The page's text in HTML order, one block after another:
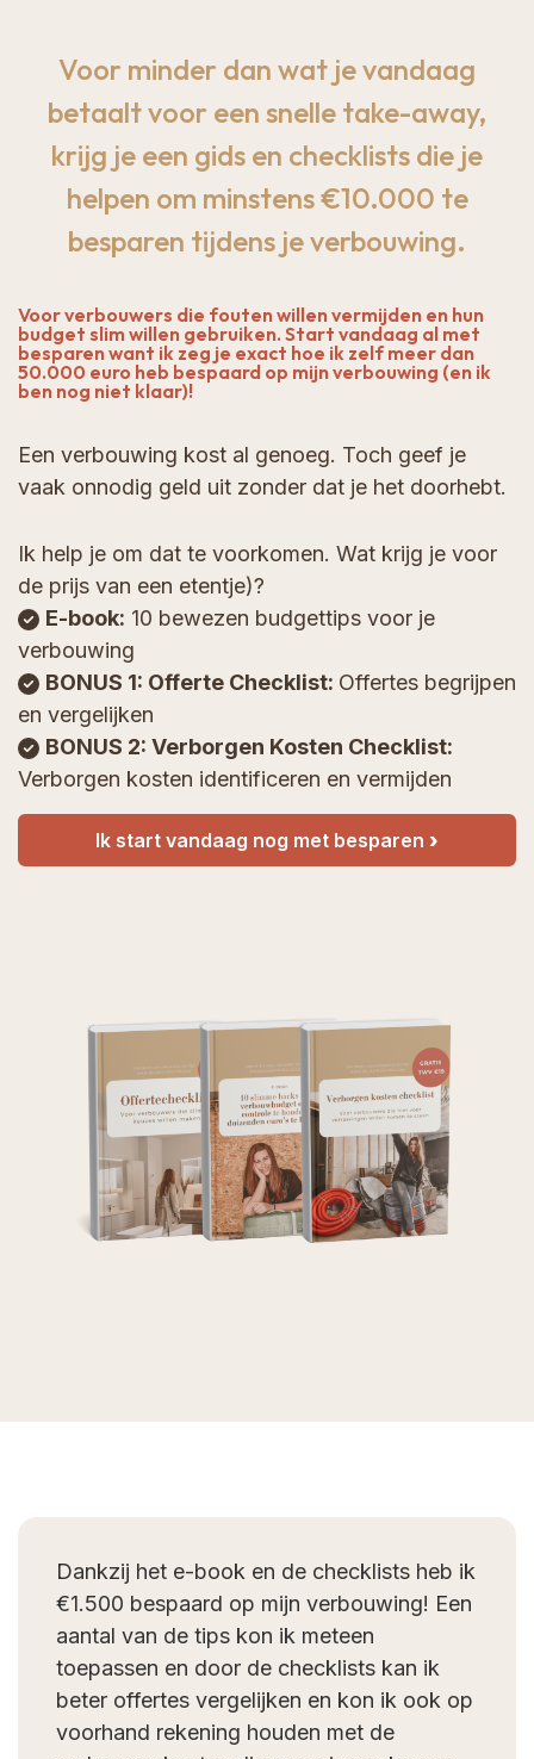
Voor minder dan wat je vandaag
betaalt voor een snelle take-away,
krijg je een gids en checklists die je
helpen om minstens €10.000 te
besparen tijdens je verbouwing.
Voor verbouwers die fouten willen vermijden en hun
budget slim willen gebruiken. Start vandaag al met
besparen want ik zeg je exact hoe ik zelf meer dan
50.000 euro heb bespaard op mijn verbouwing (en ik
ben nog niet klaar)!
Een verbouwing kost al genoeg. Toch geef je
vaak onnodig geld uit zonder dat je het doorhebt.
Ik help je om dat te voorkomen. Wat krijg je voor
de prijs van een etentje)?
E-book: 10 bewezen budgettips voor je
verbouwing
BONUS 1: Offerte Checklist: Offertes begrijpen
en vergelijken
BONUS 2: Verborgen Kosten Checklist:
Verborgen kosten identificeren en vermijden
Ik start vandaag nog met besparen ›
Dankzij het e-book en de checklists heb ik
€1.500 bespaard op mijn verbouwing! Een
aantal van de tips kon ik meteen
toepassen en door de checklists kan ik
beter offertes vergelijken en kon ik ook op
voorhand rekening houden met de